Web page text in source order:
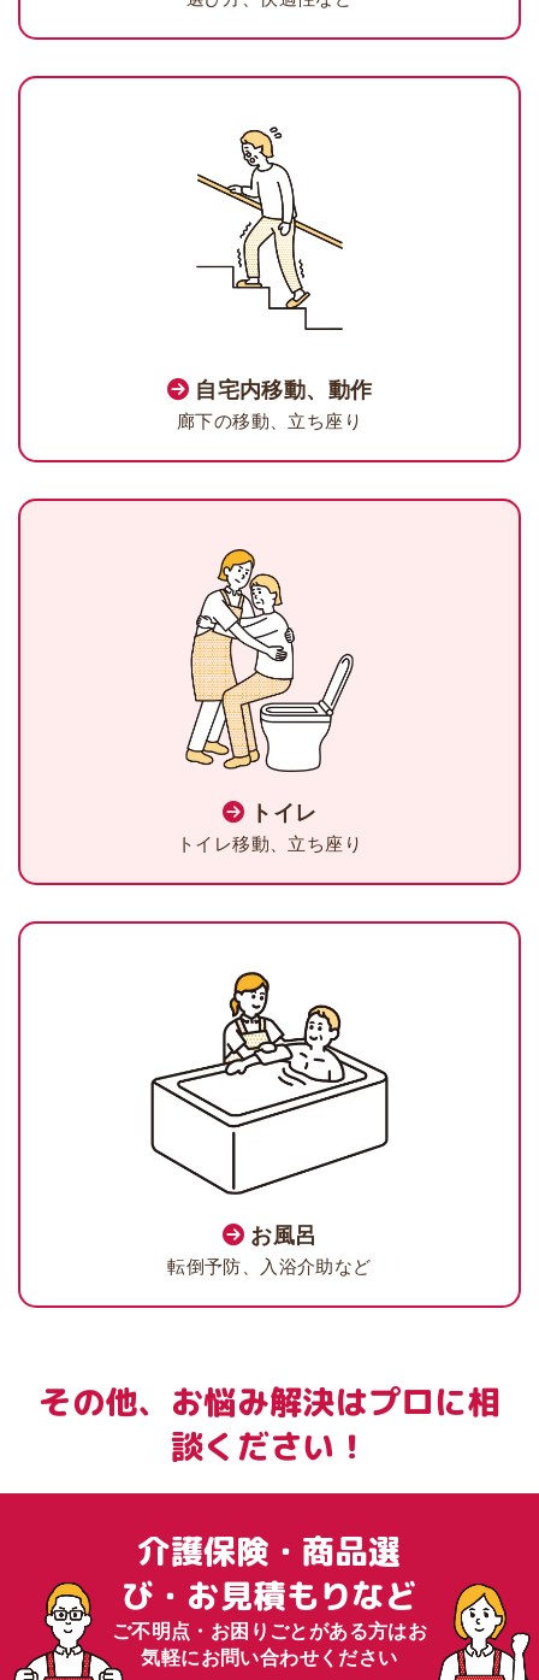
自宅内移動、動作
廊下の移動、立ち座り
トイレ
トイレ移動、立ち座り
お風呂
転倒予防、入浴介助など
その他、お悩み解決はプロに相
談ください！
介護保険・商品選
び・お見積もりなど
ご不明点・お困りごとがある方はお
気軽にお問い合わせください